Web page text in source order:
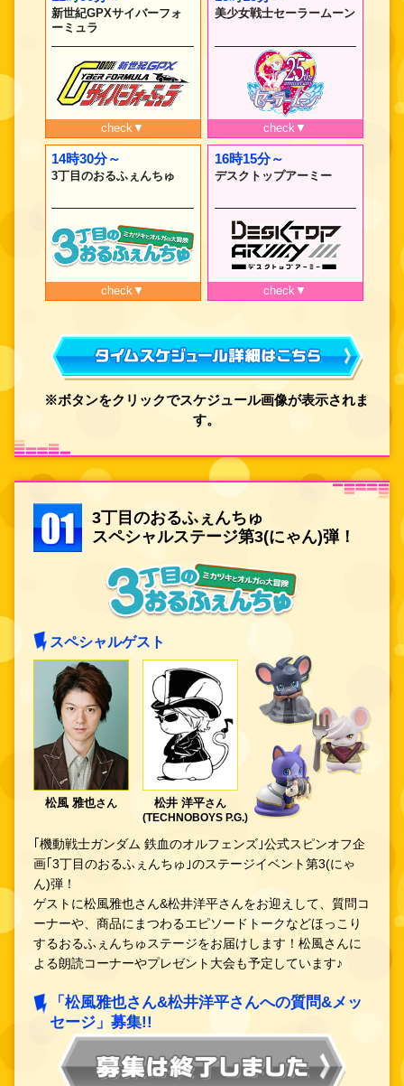
新世紀GPXサイバーフォ
ーミュラ
check▼
美少女戦士セーラームーン
check▼
14時30分～
3丁目のおるふぇんちゅ
check▼
16時15分～
デスクトップアーミー
check▼
※ボタンをクリックでスケジュール画像が表示されま
す。
3丁目のおるふぇんちゅ
スペシャルステージ第3(にゃん)弾！
スペシャルゲスト
松風 雅也さん 松井 洋平さん
(TECHNOBOYS P.G.)
｢機動戦士ガンダム 鉄血のオルフェンズ｣公式スピンオフ企
画｢3丁目のおるふぇんちゅ｣のステージイベント第3(にゃ
ん)弾！
ゲストに松風雅也さん&松井洋平さんをお迎えして、質問コ
ーナーや、商品にまつわるエピソードトークなどほっこり
するおるふぇんちゅステージをお届けします！松風さんに
よる朗読コーナーやプレゼント大会も予定しています♪
「松風雅也さん&松井洋平さんへの質問&メッ
セージ」募集!!